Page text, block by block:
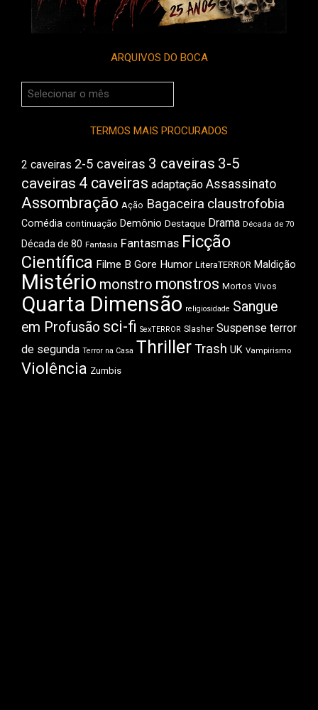
ARQUIVOS DO BOCA
Arquivos
do
TERMOS MAIS PROCURADOS
2 caveiras 2-5 caveiras 3 caveiras 3-5
caveiras 4 caveiras adaptação Assassinato
Assombração Ação Bagaceira claustrofobia
Comédia continuação Demônio Destaque Drama Década de 70
Década de 80 Fantasia Fantasmas Ficção
Científica Filme B Gore Humor LiteraTERROR Maldição
Mistério monstro monstros Mortos Vivos
Quarta Dimensão religiosidade Sangue
em Profusão sci-fi SexTERROR Slasher Suspense terror
de segunda Terror na Casa ThrillerTrash UK Vampirismo
Violência Zumbis